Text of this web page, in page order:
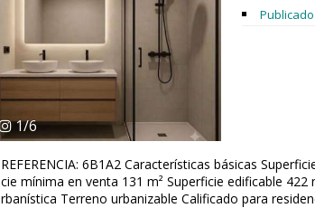
1/6
Publicado
REFERENCIA: 6B1A2 Características básicas
cie mínima en venta 131 m² Superficie edificable 422
rbanística Terreno urbanizable Calificado para